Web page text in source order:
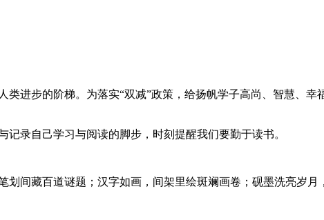
进步的阶梯。为落实“双减”政策，给扬帆学子高尚、智慧、
录自己学习与阅读的脚步，时刻提醒我们要勤于读书。
划间藏百道谜题；汉字如画，间架里绘斑斓画卷；砚墨洗亮岁月